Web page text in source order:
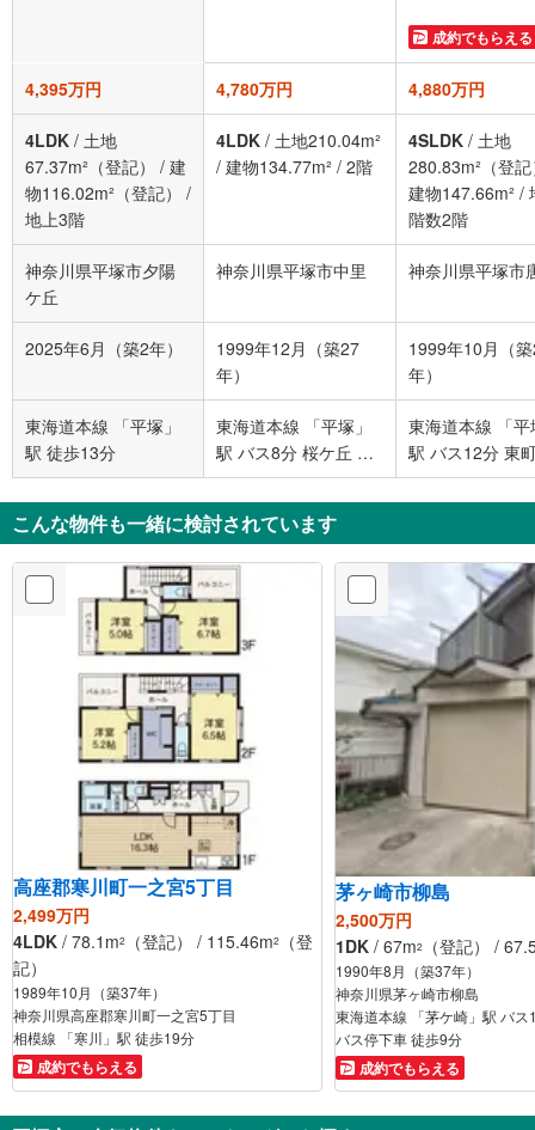
成約でもらえる
4,395万円 4,780万円 4,880万円
4LDK / 土地
67.37m²（登記）
/ 建
物116.02m²（登記）
/
地上3階
4LDK / 土地210.04m²
/ 建物134.77m² / 2階
4SLDK / 土地
280.83m²（登
建物147.66m² /
階数2階
神奈川県平塚市夕陽
ケ丘
神奈川県平塚市中里 神奈川県平塚市
2025年6月（築2年）
1999年12月（築27
年）
1999年10月（
年）
東海道本線 「平塚」
駅 徒歩13分
東海道本線 「平塚」
駅 バス8分 桜ケ丘 バ
ス停下車 徒歩1分
東海道本線 「平
駅 バス12分 東
目 バス停下車
分
こんな物件も一緒に検討されています
高座郡寒川町一之宮5丁目
2,499万円
4LDK / 78.1m2 （登記） / 115.46m2
（登
記）
1989年10月（築37年）
神奈川県高座郡寒川町一之宮5丁目
相模線 「寒川」駅 徒歩19分
成約でもらえる
茅ヶ崎市柳島
2,500万円
1DK / 67m2 （登記） /
1990年8月（築37年）
神奈川県茅ヶ崎市柳島
東海道本線 「茅ケ崎」駅 バ
バス停下車 徒歩9分
成約でもらえる